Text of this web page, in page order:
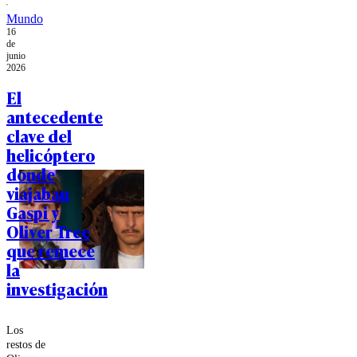
los comicios
presidenciales.
Mundo
16
de
junio
2026
El
antecedente
clave del
helicóptero
donde
viajaban
Gaspi y
Oliver Tree
que remece
la
investigación
Los
restos de